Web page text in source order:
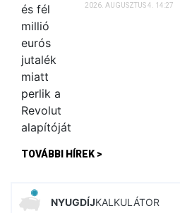
2026. AUGUSZTUS 4. 14:27
TOVÁBBI HÍREK >
NYUGDÍJKALKULÁTOR